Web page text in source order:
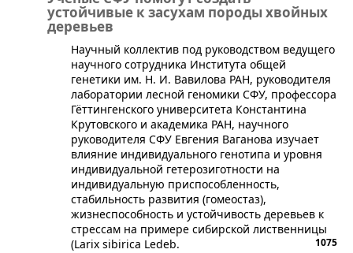
устойчивые к засухам породы хвойных
деревьев
​Научный коллектив под руководством ведущего
научного сотрудника Института общей
генетики им. Н. И. Вавилова РАН, руководителя
лаборатории лесной геномики СФУ, профессора
Гёттингенского университета Константина
Крутовского и академика РАН, научного
руководителя СФУ Евгения Ваганова изучает
влияние индивидуального генотипа и уровня
индивидуальной гетерозиготности на
индивидуальную приспособленность,
стабильность развития (гомеостаз),
жизнеспособность и устойчивость деревьев к
стрессам на примере сибирской лиственницы
(Larix sibirica Ledeb.
1075